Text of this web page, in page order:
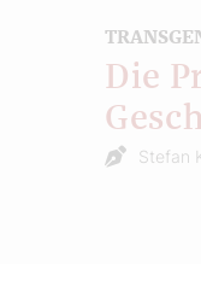
Die
Stefan